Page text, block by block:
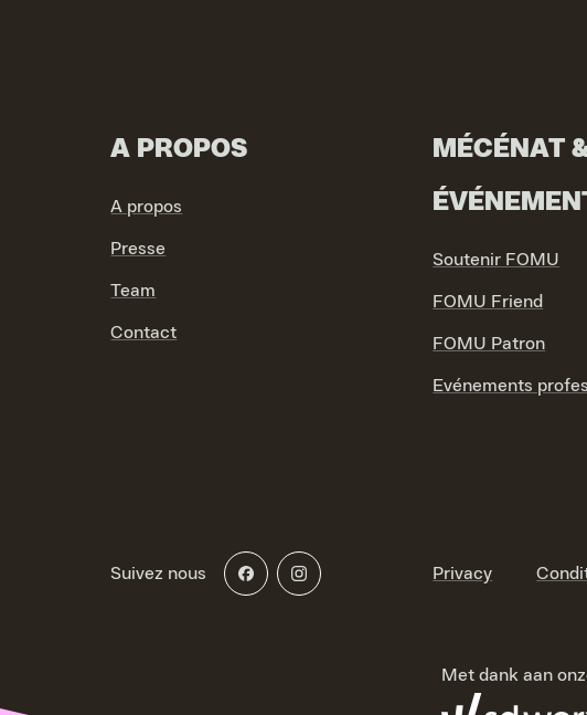
A PROPOS
A propos
Presse
Team
Contact
MÉCÉNAT
Soutenir FOMU
FOMU Friend
FOMU Patron
Evénements
Suivez nous Privacy
Met dank aan